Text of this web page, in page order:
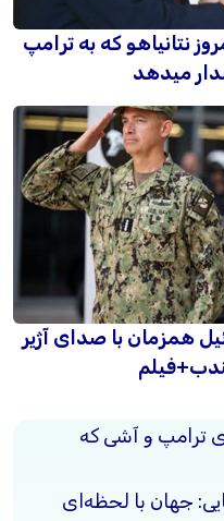
نتانیاهو که به ترامپ
میدهد
همزمان با صدای آژیر
ترامپ و آشی که
جهان با لحظه‌ای